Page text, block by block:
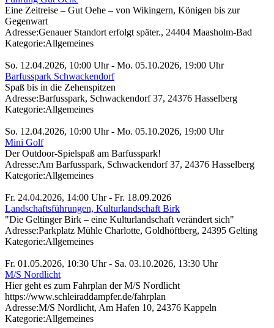
Eine Zeitreise – Gut Oehe – von Wikingern, Königen bis zur
Gegenwart
Adresse:Genauer Standort erfolgt später., 24404 Maasholm-Bad
Kategorie:Allgemeines
So. 12.04.2026, 10:00 Uhr - Mo. 05.10.2026, 19:00 Uhr
Barfusspark Schwackendorf
Spaß bis in die Zehenspitzen
Adresse:Barfusspark, Schwackendorf 37, 24376 Hasselberg
Kategorie:Allgemeines
So. 12.04.2026, 10:00 Uhr - Mo. 05.10.2026, 19:00 Uhr
Mini Golf
Der Outdoor-Spielspaß am Barfusspark!
Adresse:Am Barfusspark, Schwackendorf 37, 24376 Hasselberg
Kategorie:Allgemeines
Fr. 24.04.2026, 14:00 Uhr - Fr. 18.09.2026
Landschaftsführungen, Kulturlandschaft Birk
"Die Geltinger Birk – eine Kulturlandschaft verändert sich"
Adresse:Parkplatz Mühle Charlotte, Goldhöftberg, 24395 Gelting
Kategorie:Allgemeines
Fr. 01.05.2026, 10:30 Uhr - Sa. 03.10.2026, 13:30 Uhr
M/S Nordlicht
Hier geht es zum Fahrplan der M/S Nordlicht
https://www.schleiraddampfer.de/fahrplan
Adresse:M/S Nordlicht, Am Hafen 10, 24376 Kappeln
Kategorie:Allgemeines